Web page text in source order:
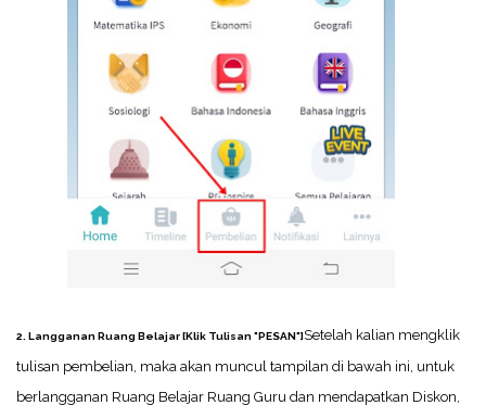
2. Langganan Ruang Belajar [Klik Tulisan "PESAN"]Setelah kalian mengklik
tulisan pembelian, maka akan muncul tampilan di bawah ini, untuk
berlangganan Ruang Belajar Ruang Guru dan mendapatkan Diskon,